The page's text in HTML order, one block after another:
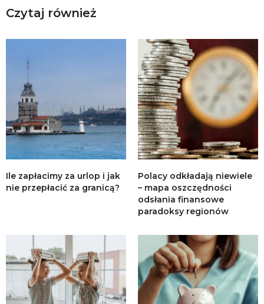
Czytaj również
Ile zapłacimy za urlop i jak
nie przepłacić za granicą?
Polacy odkładają niewiele
– mapa oszczędności
odsłania finansowe
paradoksy regionów